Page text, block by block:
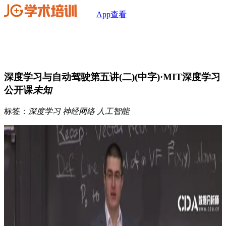
App查看
深度学习与自动驾驶第五讲(二)(中字)·MIT深度学习
公开课未知
标签： 深度学习 神经网络 人工智能